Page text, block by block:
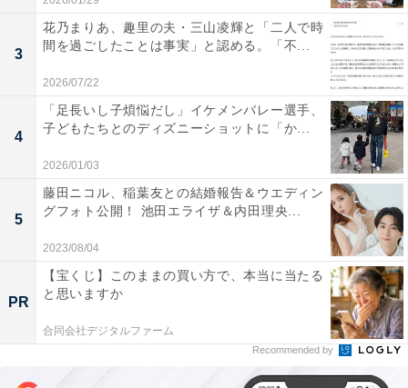
3
花乃まりあ、趣里の夫・三山凌輝と「二人で時
間を過ごしたことは事実」と認める。「不...
2026/07/22
4
「足長いし子煩悩だし」イケメンバレー選手、
子どもたちとのディズニーショットに「か...
2026/01/03
5
藤田ニコル、稲葉友との結婚報告＆ウエディン
グフォト公開！ 池田エライザ＆内田理央...
2023/08/04
PR
【宝くじ】このままの買い方で、本当に当たる
と思いますか
合同会社デジタルファーム
Recommended by